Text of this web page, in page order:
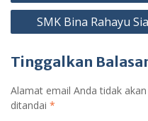
SMK Bina Rahayu
Tinggalkan
Alamat email Anda tidak
ditandai *